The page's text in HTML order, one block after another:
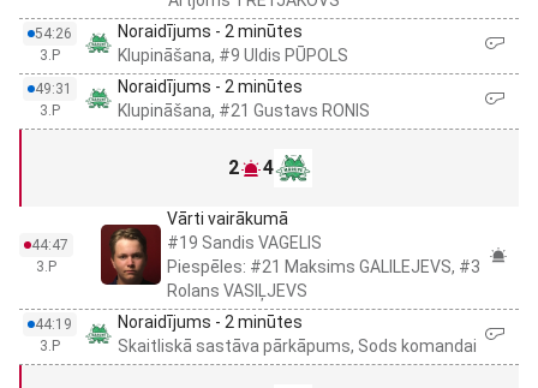
54:26
3.P
Noraidījums - 2 minūtes
Klupināšana, #9 Uldis PŪPOLS
49:31
3.P
Noraidījums - 2 minūtes
Klupināšana, #21 Gustavs RONIS
2 4
44:47
3.P
Vārti vairākumā
#19 Sandis VAGELIS
Piespēles: #21 Maksims GALILEJEVS, #3
Rolans VASIĻJEVS
44:19
3.P
Noraidījums - 2 minūtes
Skaitliskā sastāva pārkāpums, Sods komandai